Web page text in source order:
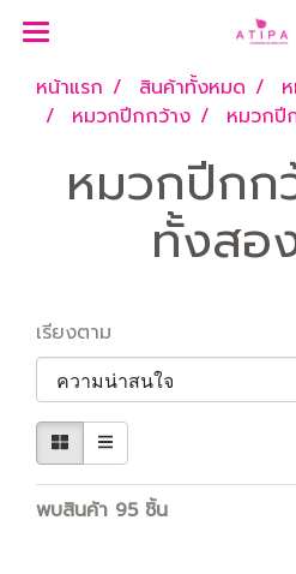
หน้าแรก สินค้าทั้งหมด
หมวกปีกกว้าง
หมวกปี
หมวกปีกก
ทั้งสอ
เรียงตาม
พบสินค้า 95 ชิ้น